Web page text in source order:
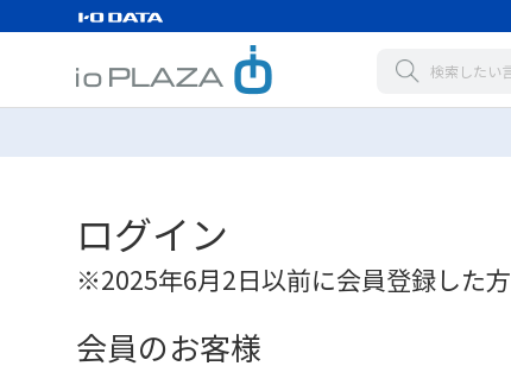
ログイン
※2025年6月2日以前に会員登録した
会員のお客様